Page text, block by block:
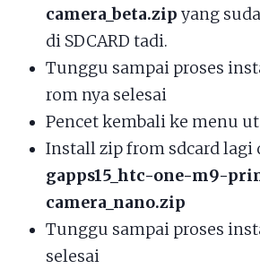
camera_beta.zip yang
di SDCARD tadi.
Tunggu sampai proses
rom nya selesai
Pencet kembali ke menu
Install zip from sdcard lagi
gapps15_htc-one-m9-
camera_nano.zip
Tunggu sampai proses
selesai